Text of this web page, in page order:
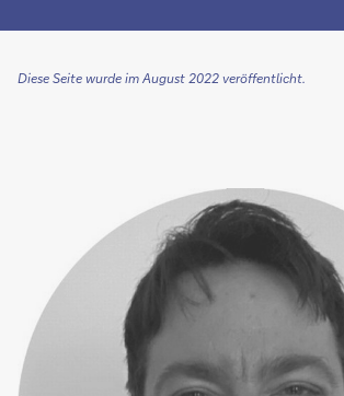
Diese Seite wurde im August 2022 veröffentlicht.